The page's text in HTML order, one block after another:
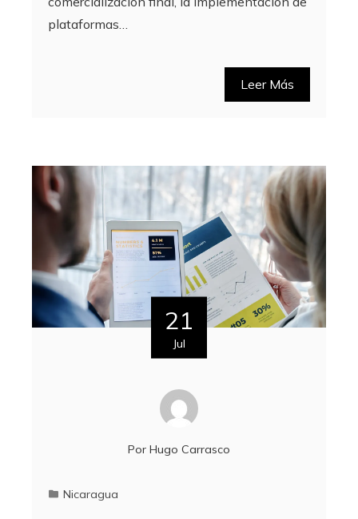
plataformas…
Leer Más
21
Jul
Por Hugo Carrasco
Nicaragua